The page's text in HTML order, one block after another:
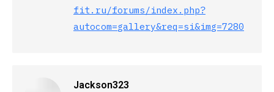
fit.ru/forums/index.php?
autocom=gallery&req=si&img=7280
Jackson323